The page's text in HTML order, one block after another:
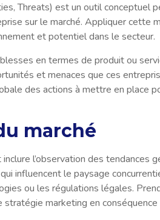
Threats) est un outil conceptuel
sur le marché. Appliquer cette
et potentiel dans le secteur.
en termes de produit ou
et menaces que ces
des actions à mettre en place
marché
l’observation des tendances
influencent le paysage
ou les régulations légales.
marketing en